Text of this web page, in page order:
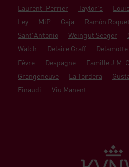
Laurent-Perrier Taylor's
Ley
MiP Gaja Ramón
Sant'Antonio
Weingut Seeger
Walch
Delaire Graff Delamotte
Fèvre
Despagne Famille J.M.
Grangeneuve
La Tordera
Einaudi
Viu Manent